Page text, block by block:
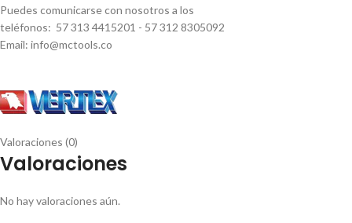
Puedes comunicarse con nosotros a los
teléfonos: 57 313 4415201 - 57 312 8305092
Email: info@mctools.co
Valoraciones (0)
Valoraciones
No hay valoraciones aún.